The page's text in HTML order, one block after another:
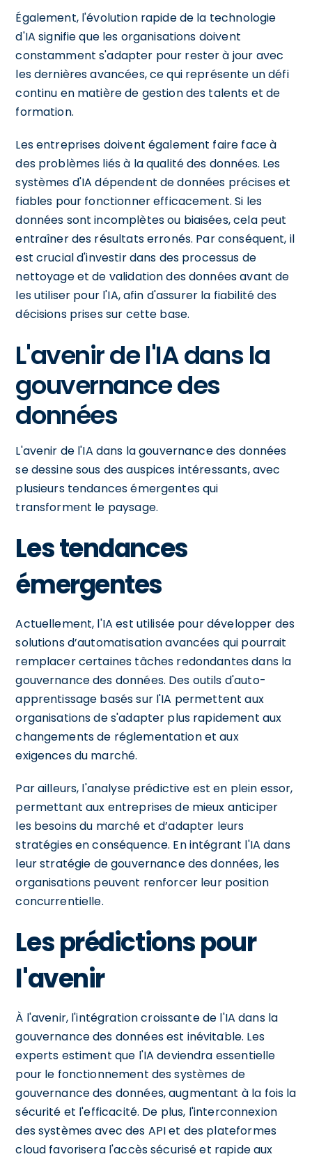
Également, l'évolution rapide de la technologie
d'IA signifie que les organisations doivent
constamment s'adapter pour rester à jour avec
les dernières avancées, ce qui représente un défi
continu en matière de gestion des talents et de
formation.
Les entreprises doivent également faire face à
des problèmes liés à la qualité des données. Les
systèmes d'IA dépendent de données précises et
fiables pour fonctionner efficacement. Si les
données sont incomplètes ou biaisées, cela peut
entraîner des résultats erronés. Par conséquent, il
est crucial d'investir dans des processus de
nettoyage et de validation des données avant de
les utiliser pour l'IA, afin d'assurer la fiabilité des
décisions prises sur cette base.
L'avenir de l'IA dans la
gouvernance des
données
L'avenir de l'IA dans la gouvernance des données
se dessine sous des auspices intéressants, avec
plusieurs tendances émergentes qui
transforment le paysage.
Les tendances
émergentes
Actuellement, l'IA est utilisée pour développer des
solutions d’automatisation avancées qui pourrait
remplacer certaines tâches redondantes dans la
gouvernance des données. Des outils d'auto-
apprentissage basés sur l'IA permettent aux
organisations de s'adapter plus rapidement aux
changements de réglementation et aux
exigences du marché.
Par ailleurs, l'analyse prédictive est en plein essor,
permettant aux entreprises de mieux anticiper
les besoins du marché et d’adapter leurs
stratégies en conséquence. En intégrant l'IA dans
leur stratégie de gouvernance des données, les
organisations peuvent renforcer leur position
concurrentielle.
Les prédictions pour
l'avenir
À l'avenir, l'intégration croissante de l'IA dans la
gouvernance des données est inévitable. Les
experts estiment que l'IA deviendra essentielle
pour le fonctionnement des systèmes de
gouvernance des données, augmentant à la fois la
sécurité et l'efficacité. De plus, l'interconnexion
des systèmes avec des API et des plateformes
cloud favorisera l'accès sécurisé et rapide aux